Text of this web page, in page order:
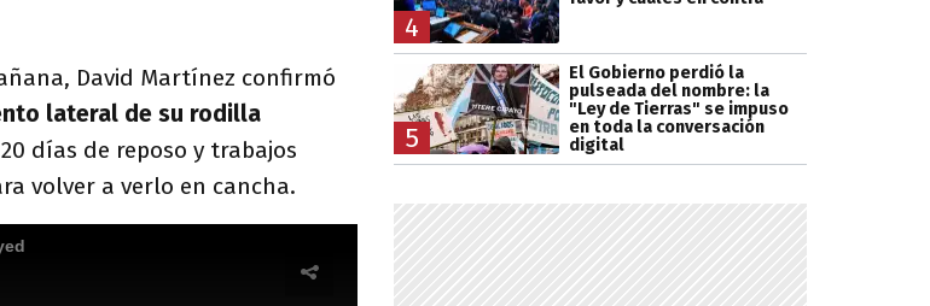
David Martínez confirmó
lateral de su rodilla
días de reposo y trabajos
volver a verlo en cancha.
4
5
El Gobierno perdió la
pulseada del nombre: la
"Ley de Tierras" se impuso
en toda la conversación
digital